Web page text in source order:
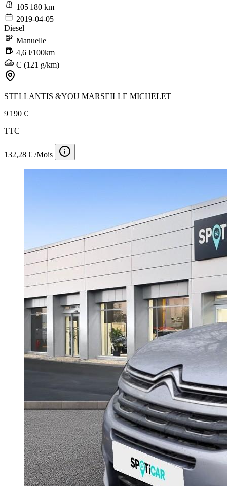
105 180 km
2019-04-05
Diesel
Manuelle
4,6 l/100km
C (121 g/km)
STELLANTIS &YOU MARSEILLE MICHELET
9 190 €
TTC
132,28 € /Mois